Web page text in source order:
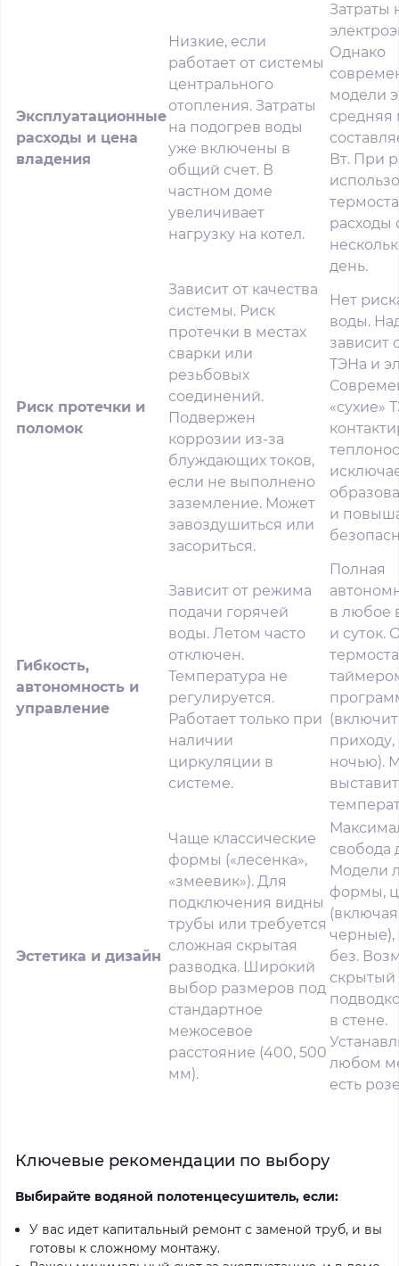
Эксплуатационные
расходы и цена
владения
Низкие, если
работает от системы
центрального
отопления. Затраты
на подогрев воды
уже включены в
общий счет. В
частном доме
увеличивает
нагрузку на котел.
Затраты
Однако
модели
средняя
Вт. При
расходы
день.
Риск протечки и
поломок
Зависит от качества
системы. Риск
протечки в местах
сварки или
резьбовых
соединений.
Подвержен
коррозии из-за
блуждающих токов,
если не выполнено
заземление. Может
завоздушиться или
засориться.
Нет
воды.
зависит
ТЭНа и
«сухие»
и
Гибкость,
автономность и
управление
Зависит от режима
подачи горячей
воды. Летом часто
отключен.
Температура не
регулируется.
Работает только при
наличии
циркуляции в
системе.
Полная
в любое
и суток.
ночью).
Эстетика и дизайн
Чаще классические
формы («лесенка»,
«змеевик»). Для
подключения видны
трубы или требуется
сложная скрытая
разводка. Широкий
выбор размеров под
стандартное
межосевое
расстояние (400, 500
мм).
свобода
Модели
формы,
черные),
без.
скрытый
в стене.
любом
есть
Ключевые рекомендации по выбору
Выбирайте водяной полотенцесушитель, если:
У вас идет капитальный ремонт с заменой труб, и вы
готовы к сложному монтажу.